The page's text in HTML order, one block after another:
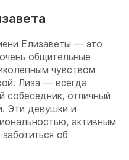
Елизаветы — это
общительные
чувством
Лиза — всегда
собеседник, отличный
Эти девушки и
активным
об